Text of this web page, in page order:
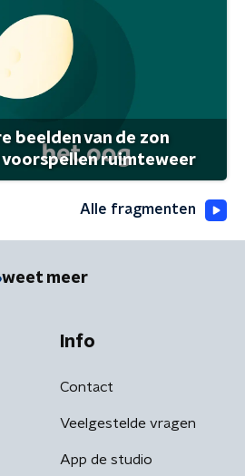
beelden van de zon
ruimteweer
Alle fragmenten
weet meer
Info
Contact
Veelgestelde vragen
App de studio